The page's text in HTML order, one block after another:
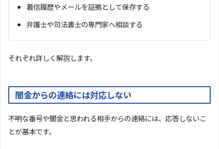
着信履歴やメールを証拠として保存する
弁護士や司法書士の専門家へ相談する
それぞれ詳しく解説します。
闇金からの連絡には対応しない
不明な番号や闇金と思われる相手からの連絡には、応答しないこ
とが基本です。